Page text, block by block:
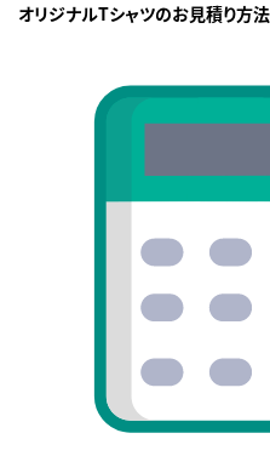
オリジナルTシャツのお見積り方